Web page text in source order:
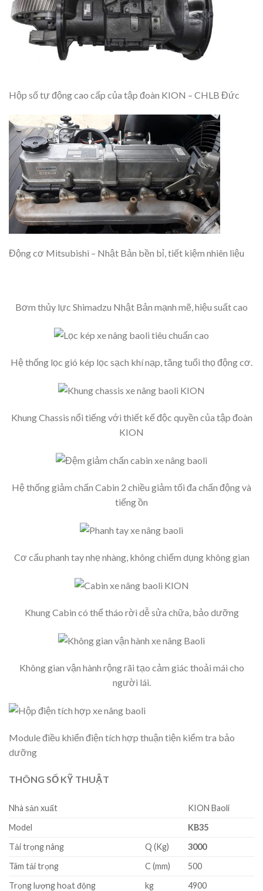
Hộp số tự động cao cấp của tập đoàn KION – CHLB Đức
Động cơ Mitsubishi – Nhật Bản bền bỉ, tiết kiệm nhiên liệu
Bơm thủy lực Shimadzu Nhật Bản mạnh mẽ, hiệu suất cao
Hệ thống lọc gió kép lọc sạch khí nạp, tăng tuổi thọ động cơ.
Khung Chassis nổi tiếng với thiết kế độc quyền của tập đoàn
KION
Hệ thống giảm chấn Cabin 2 chiều giảm tối đa chấn động và
tiếng ồn
Cơ cấu phanh tay nhẹ nhàng, không chiếm dụng không gian
Khung Cabin có thể tháo rời dễ sửa chữa, bảo dưỡng
Không gian vận hành rộng rãi tạo cảm giác thoải mái cho
người lái.
Module điều khiển điện tích hợp thuận tiện kiểm tra bảo
dưỡng
THÔNG SỐ KỸ THUẬT
Nhà sản xuất
KION Baoli
Model
KB35
Tải trọng nâng
Q (Kg)
3000
Tâm tải trọng
C (mm)
500
Trọng lượng hoạt động
kg 4900